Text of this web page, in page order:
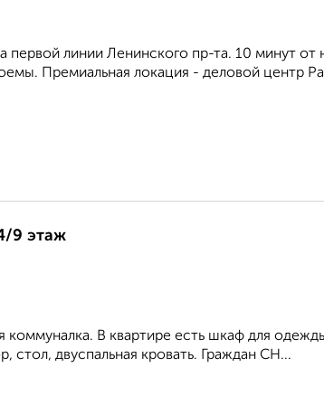
линии Ленинского пр-та. 10 минут от
Премиальная локация - деловой центр
9 этаж
коммуналка. В квартире есть шкаф для
стол, двуспальная кровать. Граждан СН...